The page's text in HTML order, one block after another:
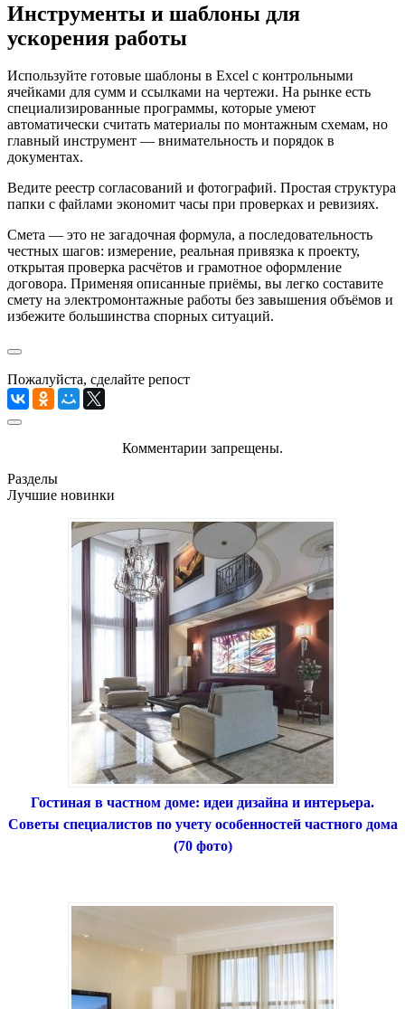
Инструменты и шаблоны для
ускорения работы
Используйте готовые шаблоны в Excel с контрольными
ячейками для сумм и ссылками на чертежи. На рынке есть
специализированные программы, которые умеют
автоматически считать материалы по монтажным схемам, но
главный инструмент — внимательность и порядок в
документах.
Ведите реестр согласований и фотографий. Простая структура
папки с файлами экономит часы при проверках и ревизиях.
Смета — это не загадочная формула, а последовательность
честных шагов: измерение, реальная привязка к проекту,
открытая проверка расчётов и грамотное оформление
договора. Применяя описанные приёмы, вы легко составите
смету на электромонтажные работы без завышения объёмов и
избежите большинства спорных ситуаций.
Пожалуйста, сделайте репост
Комментарии запрещены.
Разделы
Лучшие новинки
Гостиная в частном доме: идеи дизайна и интерьера.
Советы специалистов по учету особенностей частного дома
(70 фото)